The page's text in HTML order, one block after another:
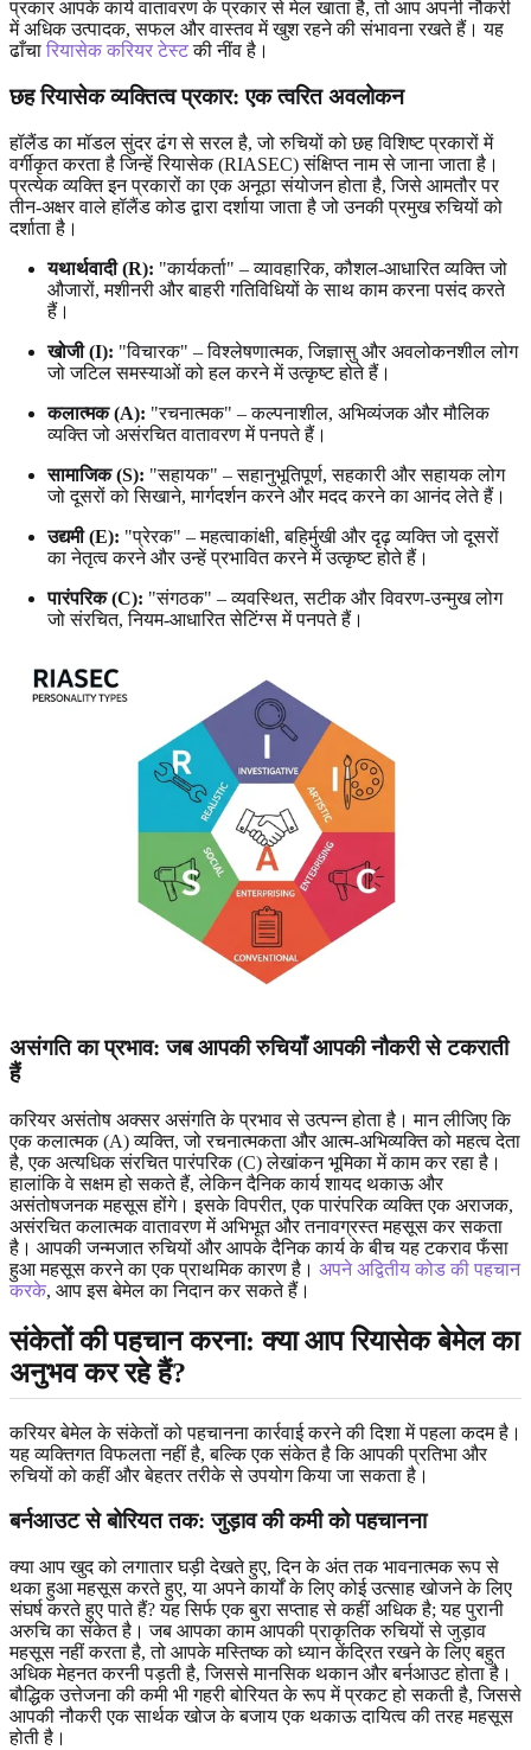
प्रकार आपके कार्य वातावरण के प्रकार से मेल खाता है, तो आप अपनी नौकरी
में अधिक उत्पादक, सफल और वास्तव में खुश रहने की संभावना रखते हैं। यह
ढाँचा रियासेक करियर टेस्टकी नींव है।
छह रियासेक व्यक्तित्व प्रकार: एक त्वरित अवलोकन
हॉलैंड का मॉडल सुंदर ढंग से सरल है, जो रुचियों को छह विशिष्ट प्रकारों में
वर्गीकृत करता है जिन्हें रियासेक (RIASEC) संक्षिप्त नाम से जाना जाता है।
प्रत्येक व्यक्ति इन प्रकारों का एक अनूठा संयोजन होता है, जिसे आमतौर पर
तीन-अक्षर वाले हॉलैंड कोड द्वारा दर्शाया जाता है जो उनकी प्रमुख रुचियों को
दर्शाता है।
यथार्थवादी (R): "कार्यकर्ता" – व्यावहारिक, कौशल-आधारित व्यक्ति जो
औजारों, मशीनरी और बाहरी गतिविधियों के साथ काम करना पसंद करते
हैं।
खोजी (I): "विचारक" – विश्लेषणात्मक, जिज्ञासु और अवलोकनशील लोग
जो जटिल समस्याओं को हल करने में उत्कृष्ट होते हैं।
कलात्मक (A): "रचनात्मक" – कल्पनाशील, अभिव्यंजक और मौलिक
व्यक्ति जो असंरचित वातावरण में पनपते हैं।
सामाजिक (S): "सहायक" – सहानुभूतिपूर्ण, सहकारी और सहायक लोग
जो दूसरों को सिखाने, मार्गदर्शन करने और मदद करने का आनंद लेते हैं।
उद्यमी (E): "प्रेरक" – महत्वाकांक्षी, बहिर्मुखी और दृढ़ व्यक्ति जो दूसरों
का नेतृत्व करने और उन्हें प्रभावित करने में उत्कृष्ट होते हैं।
पारंपरिक (C): "संगठक" – व्यवस्थित, सटीक और विवरण-उन्मुख लोग
जो संरचित, नियम-आधारित सेटिंग्स में पनपते हैं।
असंगति का प्रभाव: जब आपकी रुचियाँ आपकी नौकरी से टकराती
हैं
करियर असंतोष अक्सर असंगति के प्रभाव से उत्पन्न होता है। मान लीजिए कि
एक कलात्मक (A) व्यक्ति, जो रचनात्मकता और आत्म-अभिव्यक्ति को महत्व देता
है, एक अत्यधिक संरचित पारंपरिक (C) लेखांकन भूमिका में काम कर रहा है।
हालांकि वे सक्षम हो सकते हैं, लेकिन दैनिक कार्य शायद थकाऊ और
असंतोषजनक महसूस होंगे। इसके विपरीत, एक पारंपरिक व्यक्ति एक अराजक,
असंरचित कलात्मक वातावरण में अभिभूत और तनावग्रस्त महसूस कर सकता
है। आपकी जन्मजात रुचियों और आपके दैनिक कार्य के बीच यह टकराव फँसा
हुआ महसूस करने का एक प्राथमिक कारण है। अपने अद्वितीय कोड की पहचान
करके, आप इस बेमेल का निदान कर सकते हैं।
संकेतों की पहचान करना: क्या आप रियासेक बेमेल का
अनुभव कर रहे हैं?
करियर बेमेल के संकेतों को पहचानना कार्रवाई करने की दिशा में पहला कदम है।
यह व्यक्तिगत विफलता नहीं है, बल्कि एक संकेत है कि आपकी प्रतिभा और
रुचियों को कहीं और बेहतर तरीके से उपयोग किया जा सकता है।
बर्नआउट से बोरियत तक: जुड़ाव की कमी को पहचानना
क्या आप खुद को लगातार घड़ी देखते हुए, दिन के अंत तक भावनात्मक रूप से
थका हुआ महसूस करते हुए, या अपने कार्यों के लिए कोई उत्साह खोजने के लिए
संघर्ष करते हुए पाते हैं? यह सिर्फ एक बुरा सप्ताह से कहीं अधिक है; यह पुरानी
अरुचि का संकेत है। जब आपका काम आपकी प्राकृतिक रुचियों से जुड़ाव
महसूस नहीं करता है, तो आपके मस्तिष्क को ध्यान केंद्रित रखने के लिए बहुत
अधिक मेहनत करनी पड़ती है, जिससे मानसिक थकान और बर्नआउट होता है।
बौद्धिक उत्तेजना की कमी भी गहरी बोरियत के रूप में प्रकट हो सकती है, जिससे
आपकी नौकरी एक सार्थक खोज के बजाय एक थकाऊ दायित्व की तरह महसूस
होती है।